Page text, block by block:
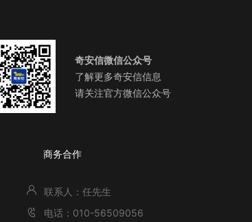
奇安信微信公众号
了解更多奇安信信息
请关注官方微信公众号
关于北京网络安全大会
商务合作
联系人：任先生
电话：010-56509056